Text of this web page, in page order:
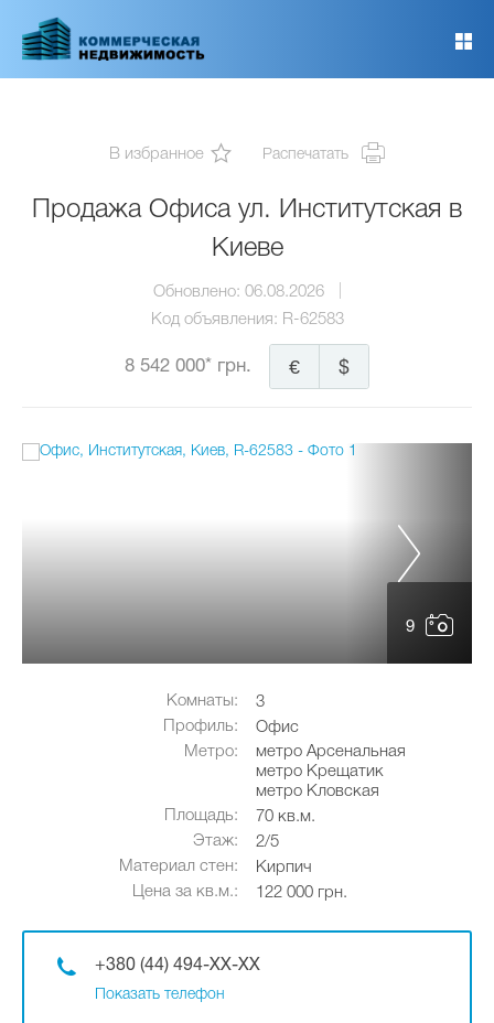
основному
В избранное Распечатать
Продажа Офиса ул. Институтская в
Киеве
Обновлено: 06.08.2026
Код объявления: R-62583
8 542 000* грн. $
€
9
Комнаты:
3
Профиль:
Офис
Метро:
метро Арсенальная
метро Крещатик
метро Кловская
Площадь:
70 кв.м.
Этаж:
2/5
Материал стен:
Кирпич
Цена за кв.м.:
122 000 грн.
+380 (44) 494-XX-XX
Показать телефон